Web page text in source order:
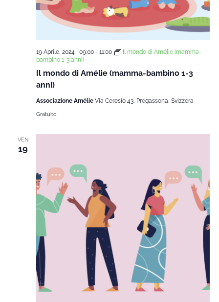
Il mondo di Amélie (mamma-bambino 1-3
anni)
19 Aprile, 2024 | 09:00- 11:00
Il mondo di Amélie (mamma-
bambino 1-3 anni)
Associazione Amélie Via Ceresio 43, Pregassona, Svizzera
Gratuito
VEN
19